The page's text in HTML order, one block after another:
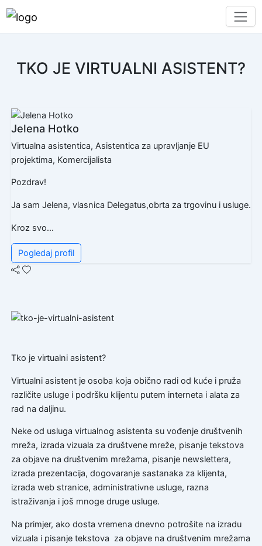
TKO JE VIRTUALNI ASISTENT?
Jelena Hotko
Virtualna asistentica, Asistentica za upravljanje EU
projektima, Komercijalista
Pozdrav!
Ja sam Jelena, vlasnica Delegatus,obrta za trgovinu i usluge.
Kroz svo...
Pogledaj profil
Tko je virtualni asistent?
Virtualni asistent je osoba koja obično radi od kuće i pruža
različite usluge i podršku klijentu putem interneta i alata za
rad na daljinu.
Neke od usluga virtualnog asistenta su vođenje društvenih
mreža, izrada vizuala za društvene mreže, pisanje tekstova
za objave na društvenim mrežama, pisanje newslettera,
izrada prezentacija, dogovaranje sastanaka za klijenta,
izrada web stranice, administrativne usluge, razna
istraživanja i još mnoge druge usluge.
Na primjer, ako dosta vremena dnevno potrošite na izradu
vizuala i pisanje tekstova za objave na društvenim mrežama